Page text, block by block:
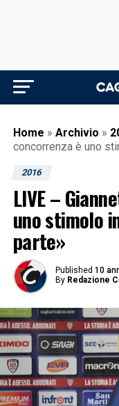
Home » Archivio »
concorrenza è uno
2016
LIVE –
uno stimolo
parte»
Published 10
By Redazione